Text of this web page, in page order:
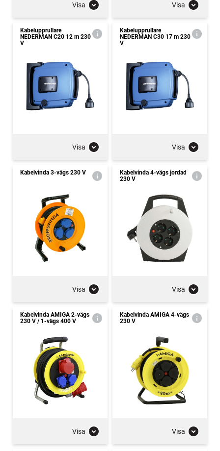
Visa Visa
Kabelupprullare
NEDERMAN C20 12 m 230
V
Visa
Kabelupprullare
NEDERMAN C30 17 m 230
V
Visa
Kabelvinda 3-vägs 230 V
Visa
Kabelvinda 4-vägs jordad
230 V
Visa
Kabelvinda AMIGA 2-vägs
230 V / 1-vägs 400 V
Visa
Kabelvinda AMIGA 4-vägs
230 V
Visa